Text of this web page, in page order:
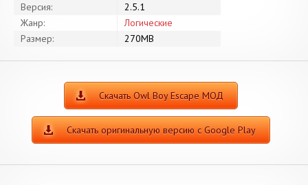
Версия:
2.5.1
Жанр:
Логические
Размер:
270MB
Скачать Owl Boy Escape МОД
Скачать оригинальную версию с Google Play